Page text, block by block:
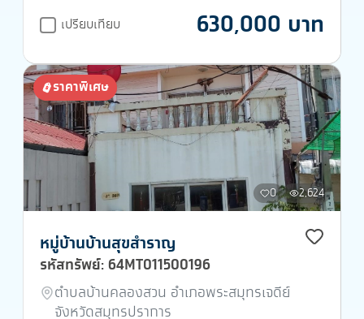
เปรียบเทียบ 630,000 บาท
ราคาพิเศษ
0 2,624
หมู่บ้านบ้านสุขสำราญ
รหัสทรัพย์: 64MT011500196
ตำบลบ้านคลองสวน อำเภอพระสมุทรเจดีย์
จังหวัดสมุทรปราการ